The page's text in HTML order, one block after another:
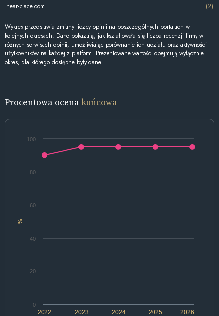
near-place.com
(2)
Wykres przedstawia zmiany liczby opinii na poszczególnych portalach w
kolejnych okresach. Dane pokazują, jak kształtowała się liczba recenzji firmy w
różnych serwisach opinii, umożliwiając porównanie ich udziału oraz aktywności
użytkowników na każdej z platform. Prezentowane wartości obejmują wyłącznie
okres, dla którego dostępne były dane.
Procentowa ocenakońcowa
%
2022 2024 2026
2023 2025
0
20
40
60
80
100